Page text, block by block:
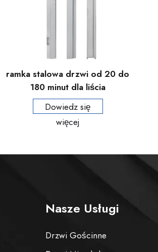
ramka stalowa drzwi od 20 do
180 minut dla liścia
drewnianego, zaczepu,
trzymającego ścianę typu ramy i
standardowego
ramienia
Dowiedz się
więcej
Nasze Usługi
Drzwi Gościnne